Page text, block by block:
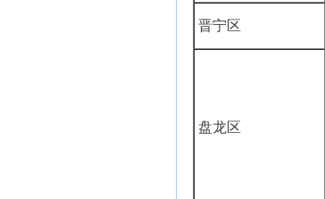
晋宁区
盘龙区